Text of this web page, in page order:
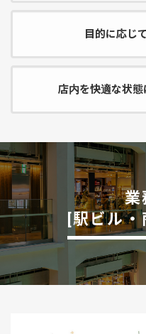
目的に応じ
店内を快適な状
業
[駅ビル